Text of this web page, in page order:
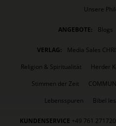
Unsere
ANGEBOTE: Blogs
VERLAG:
Media Sales
Religion & Spiritualität
Herder
Stimmen der Zeit
Lebensspuren
Bibel
KUNDENSERVICE +49 761